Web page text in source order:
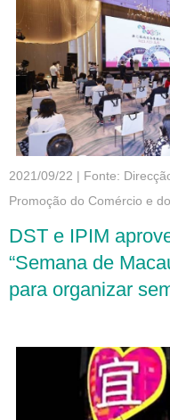
2021/09/22 | Fonte:
Promoção do Comércio e
DST e IPIM
“Semana de
para organizar